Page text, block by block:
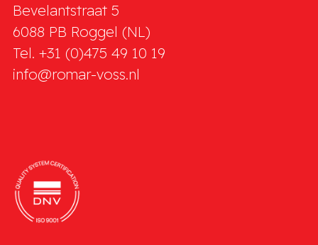
Bevelantstraat 5
6088 PB Roggel (NL)
Tel. +31 (0)475 49 10 19
info@romar-voss.nl